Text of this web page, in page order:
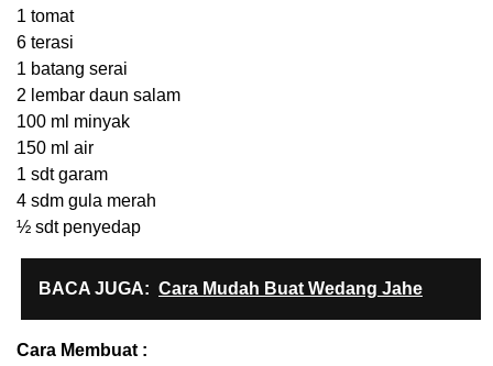
1 tomat
6 terasi
1 batang serai
2 lembar daun salam
100 ml minyak
150 ml air
1 sdt garam
4 sdm gula merah
½ sdt penyedap
BACA JUGA: Cara Mudah Buat Wedang Jahe
Cara Membuat :